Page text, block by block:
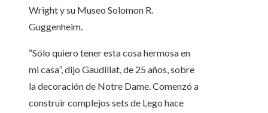
Wright y su Museo Solomon R.
Guggenheim.
“Sólo quiero tener esta cosa hermosa en
mi casa”, dijo Gaudillat, de 25 años, sobre
la decoración de Notre Dame. Comenzó a
construir complejos sets de Lego hace